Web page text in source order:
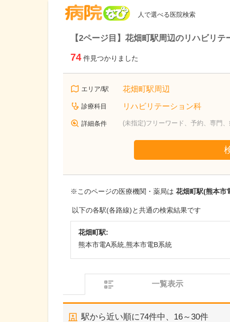
人で選べる医院検索
【2ページ目】花畑町駅周辺のリハビリ
74 件見つかりました
エリア/駅 花畑町駅周辺
診療科目 リハビリテーション科
詳細条件 (未指定)フリーワード、予約、専門
※このページの医療機関・薬局は 花畑町駅(熊本市
以下の各駅(各路線)と共通の検索結果です
花畑町駅:
熊本市電A系統,熊本市電B系統
一覧表示
駅から近い順に74件中、 16～30件